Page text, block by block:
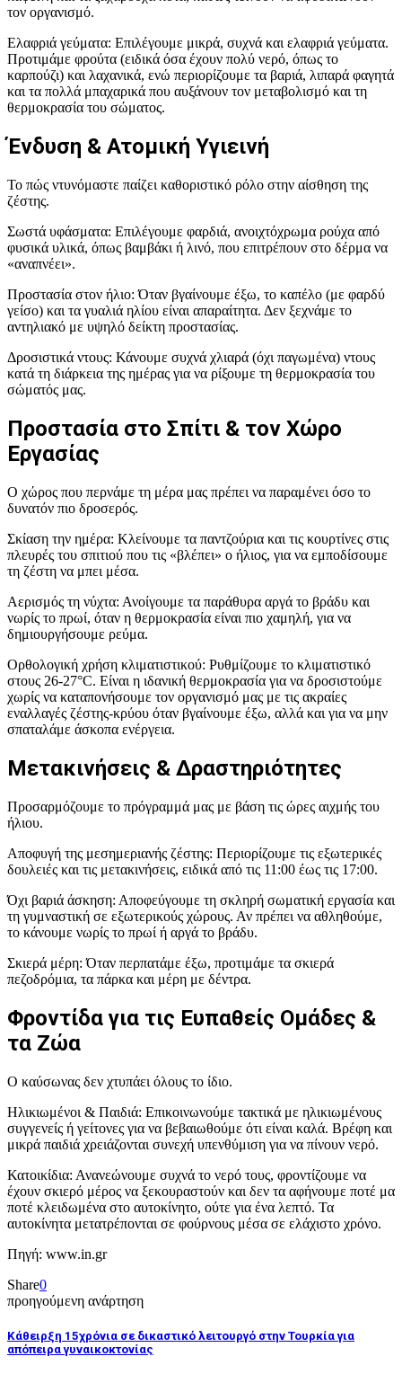
τον οργανισμό.
Ελαφριά γεύματα: Επιλέγουμε μικρά, συχνά και ελαφριά γεύματα.
Προτιμάμε φρούτα (ειδικά όσα έχουν πολύ νερό, όπως το
καρπούζι) και λαχανικά, ενώ περιορίζουμε τα βαριά, λιπαρά φαγητά
και τα πολλά μπαχαρικά που αυξάνουν τον μεταβολισμό και τη
θερμοκρασία του σώματος.
Ένδυση & Ατομική Υγιεινή
Το πώς ντυνόμαστε παίζει καθοριστικό ρόλο στην αίσθηση της
ζέστης.
Σωστά υφάσματα: Επιλέγουμε φαρδιά, ανοιχτόχρωμα ρούχα από
φυσικά υλικά, όπως βαμβάκι ή λινό, που επιτρέπουν στο δέρμα να
«αναπνέει».
Προστασία στον ήλιο: Όταν βγαίνουμε έξω, το καπέλο (με φαρδύ
γείσο) και τα γυαλιά ηλίου είναι απαραίτητα. Δεν ξεχνάμε το
αντηλιακό με υψηλό δείκτη προστασίας.
Δροσιστικά ντους: Κάνουμε συχνά χλιαρά (όχι παγωμένα) ντους
κατά τη διάρκεια της ημέρας για να ρίξουμε τη θερμοκρασία του
σώματός μας.
Προστασία στο Σπίτι & τον Χώρο
Εργασίας
Ο χώρος που περνάμε τη μέρα μας πρέπει να παραμένει όσο το
δυνατόν πιο δροσερός.
Σκίαση την ημέρα: Κλείνουμε τα παντζούρια και τις κουρτίνες στις
πλευρές του σπιτιού που τις «βλέπει» ο ήλιος, για να εμποδίσουμε
τη ζέστη να μπει μέσα.
Αερισμός τη νύχτα: Ανοίγουμε τα παράθυρα αργά το βράδυ και
νωρίς το πρωί, όταν η θερμοκρασία είναι πιο χαμηλή, για να
δημιουργήσουμε ρεύμα.
Ορθολογική χρήση κλιματιστικού: Ρυθμίζουμε το κλιματιστικό
στους 26-27°C. Είναι η ιδανική θερμοκρασία για να δροσιστούμε
χωρίς να καταπονήσουμε τον οργανισμό μας με τις ακραίες
εναλλαγές ζέστης-κρύου όταν βγαίνουμε έξω, αλλά και για να μην
σπαταλάμε άσκοπα ενέργεια.
Μετακινήσεις & Δραστηριότητες
Προσαρμόζουμε το πρόγραμμά μας με βάση τις ώρες αιχμής του
ήλιου.
Αποφυγή της μεσημεριανής ζέστης: Περιορίζουμε τις εξωτερικές
δουλειές και τις μετακινήσεις, ειδικά από τις 11:00 έως τις 17:00.
Όχι βαριά άσκηση: Αποφεύγουμε τη σκληρή σωματική εργασία και
τη γυμναστική σε εξωτερικούς χώρους. Αν πρέπει να αθληθούμε,
το κάνουμε νωρίς το πρωί ή αργά το βράδυ.
Σκιερά μέρη: Όταν περπατάμε έξω, προτιμάμε τα σκιερά
πεζοδρόμια, τα πάρκα και μέρη με δέντρα.
Φροντίδα για τις Ευπαθείς Ομάδες &
τα Ζώα
Ο καύσωνας δεν χτυπάει όλους το ίδιο.
Ηλικιωμένοι & Παιδιά: Επικοινωνούμε τακτικά με ηλικιωμένους
συγγενείς ή γείτονες για να βεβαιωθούμε ότι είναι καλά. Βρέφη και
μικρά παιδιά χρειάζονται συνεχή υπενθύμιση για να πίνουν νερό.
Κατοικίδια: Ανανεώνουμε συχνά το νερό τους, φροντίζουμε να
έχουν σκιερό μέρος να ξεκουραστούν και δεν τα αφήνουμε ποτέ μα
ποτέ κλειδωμένα στο αυτοκίνητο, ούτε για ένα λεπτό. Τα
αυτοκίνητα μετατρέπονται σε φούρνους μέσα σε ελάχιστο χρόνο.
Πηγή: www.in.gr
Share0
προηγούμενη ανάρτηση
Κάθειρξη 15χρόνια σε δικαστικό λειτουργό στην Τουρκία για
απόπειρα γυναικοκτονίας